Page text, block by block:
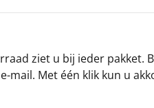
ziet u bij ieder
Met één klik kun u